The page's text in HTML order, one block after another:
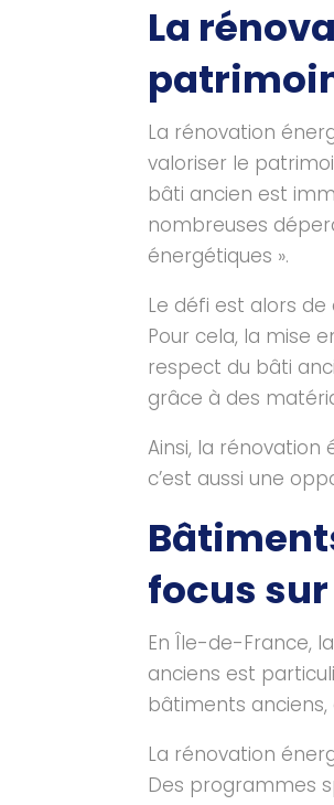
La
La rénovation
valoriser le
bâti ancien est
nombreuses
énergétiques ».
Le défi est alors
Pour cela, la mise
respect du bâti
grâce à des
Ainsi, la
c’est aussi une
focus
En Île-de-France,
anciens est
bâtiments anciens,
La rénovation
Des programmes